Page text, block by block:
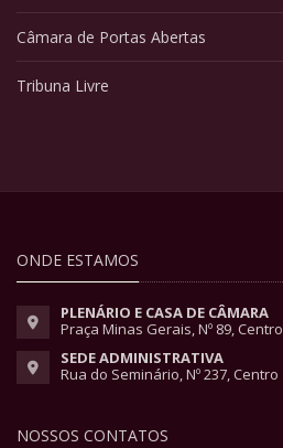
Câmara de Portas Abertas
Tribuna Livre
ONDE ESTAMOS
PLENÁRIO E CASA DE CÂMARA
Praça Minas Gerais, Nº 89, Centro
SEDE ADMINISTRATIVA
Rua do Seminário, Nº 237, Centro
NOSSOS CONTATOS